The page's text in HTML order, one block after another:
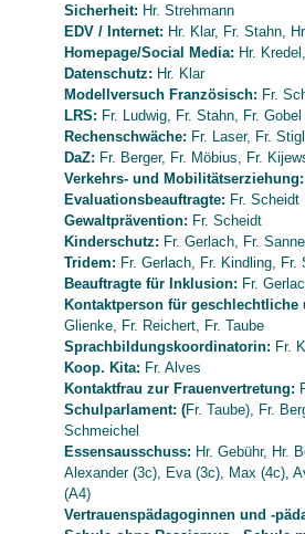
Sicherheit: Hr. Strehmann
EDV / Internet: Hr. Klar, Fr. Stahn,
Homepage/Social Media: Hr.
Datenschutz: Hr. Klar
Modellversuch Französisch: Fr.
LRS: Fr. Ludwig, Fr. Stahn, Fr. Gobel
Rechenschwäche: Fr. Laser, Fr.
DaZ: Fr. Berger, Fr. Möbius, Fr.
Verkehrs- und Mobilitätserziehung:
Evaluationsbeauftragte: Fr. Scheidt
Gewaltprävention: Fr. Scheidt
Kinderschutz: Fr. Gerlach, Fr.
Tridem: Fr. Gerlach, Fr. Kindling, Fr.
Beauftragte für Inklusion: Fr.
Kontaktperson für
Glienke, Fr. Reichert, Fr. Taube
Sprachbildungskoordinatorin: Fr.
Koop. Kita: Fr. Alves
Kontaktfrau zur Frauenvertretung:
Schulparlament: (Fr. Taube), Fr.
Schmeichel
Essensausschuss: Hr. Gebühr, Hr.
Alexander (3c), Eva (3c), Max (4c),
(A4)
Vertrauenspädagoginnen und -